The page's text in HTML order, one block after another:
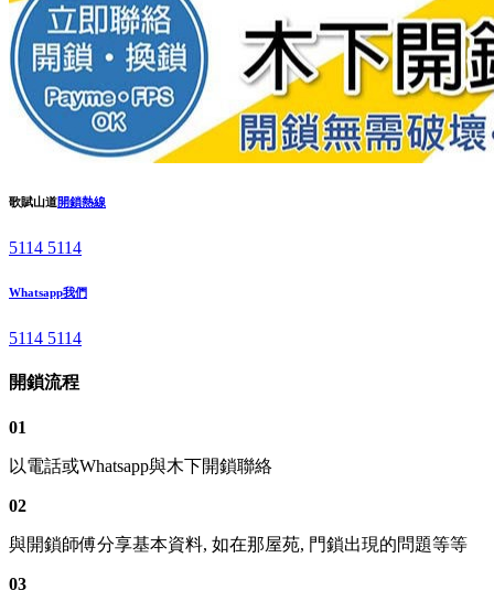
歌賦山道開鎖熱線
5114 5114
Whatsapp我們
5114 5114
開鎖流程
01
以電話或Whatsapp與木下開鎖聯絡
02
與開鎖師傅分享基本資料, 如在那屋苑, 門鎖出現的問題等等
03